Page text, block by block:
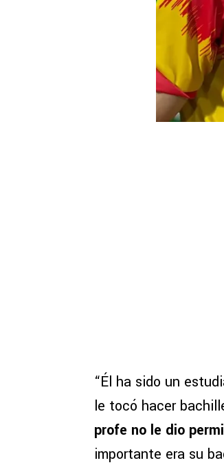
“Él ha sido un
le tocó hacer
profe no le dio
importante era su